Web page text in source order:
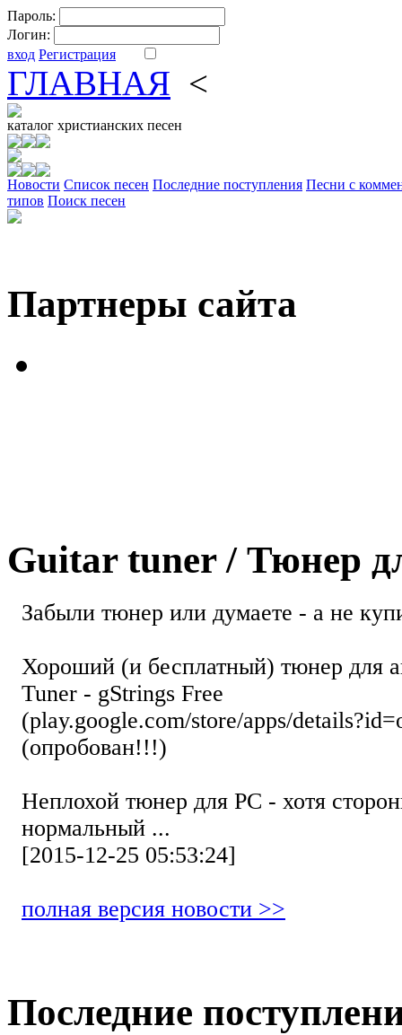
Пароль:
Логин:
вход Регистрация
ГЛАВНАЯ <
каталог христианских песен
Новости Cписок песен Последние поступления Песни с
типов Поиск песен
Партнеры сайта
Guitar tuner / Тюнер
Забыли тюнер или думаете - а не
Хороший (и бесплатный) тюнер для
Tuner - gStrings Free
(play.google.com/store/apps/
(опробован!!!)
Неплохой тюнер для РС - хотя
нормальный ...
[2015-12-25 05:53:24]
полная версия новости >>
Последние